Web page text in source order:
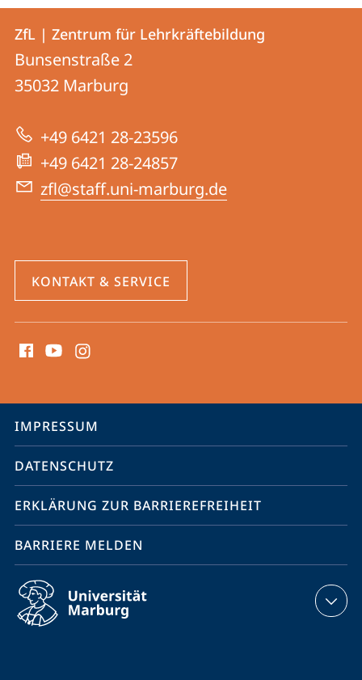
Kontakt
und
Informationen
zur
Website
Kontaktinformationen
ZfL
|
Zentrum
für
Lehrkräftebildung
ZfL | Zentrum für Lehrkräftebildung
Bunsenstraße 2
35032 Marburg
+49 6421 28-23596
+49 6421 28-24857
zfl@staff.uni-marburg.de
KONTAKT & SERVICE
Media
Service-
Navigation
IMPRESSUM
DATENSCHUTZ
ERKLÄRUNG ZUR BARRIEREFREIHEIT
BARRIERE MELDEN